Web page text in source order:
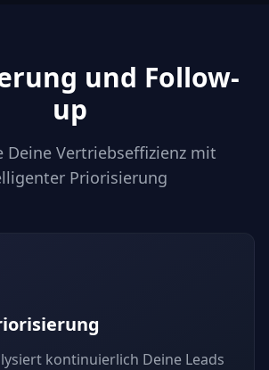
und Follow-
up
Deine Vertriebseffizienz mit
Priorisierung
kontinuierlich Deine Leads